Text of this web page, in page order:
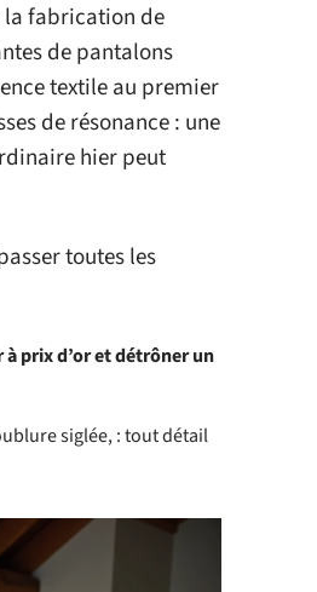
la fabrication de
de pantalons
textile au premier
de résonance : une
hier peut
toutes les
prix d’or et détrôner un
siglée, : tout détail